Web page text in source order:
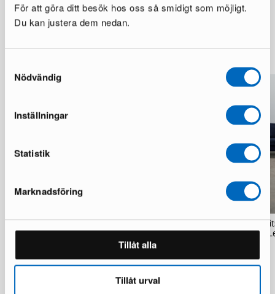
För att göra ditt besök hos oss så smidigt som möjligt.
Du kan justera dem nedan.
Nödvändig
Inställningar
Statistik
Marknadsföring
Tillåt alla
Tillåt urval
Mer från samma märke
Sofacompany Velvet Ocean matta
200 x 300 cm koppar
1 347 kr
Sofacompany Nelson 4-
med öppet avslut Planet
11 385 kr